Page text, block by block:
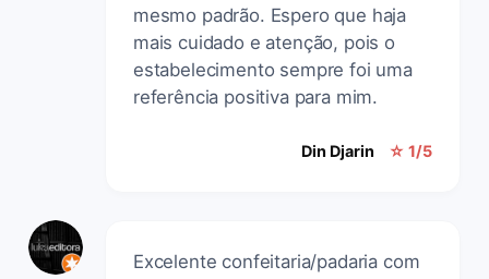
mesmo padrão. Espero que haja
mais cuidado e atenção, pois o
estabelecimento sempre foi uma
referência positiva para mim.
Din Djarin ☆ 1/5
Excelente confeitaria/padaria com